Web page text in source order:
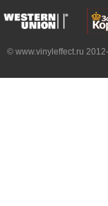
© www.vinyleffect.ru